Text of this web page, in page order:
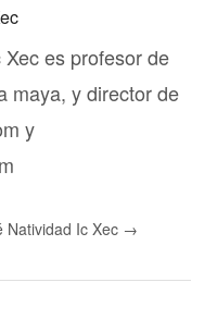
es profesor de
maya, y director de
y
Natividad Ic Xec →